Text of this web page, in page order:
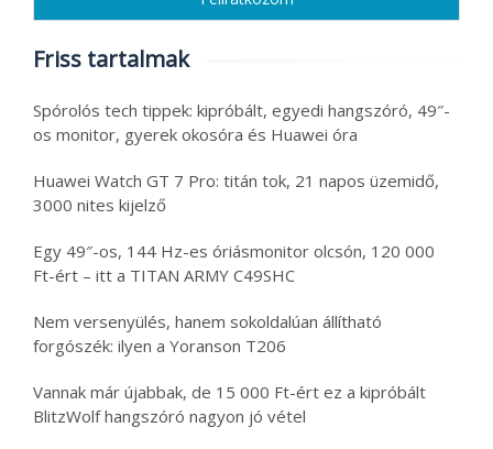
Friss tartalmak
Spórolós tech tippek: kipróbált, egyedi hangszóró, 49″-
os monitor, gyerek okosóra és Huawei óra
Huawei Watch GT 7 Pro: titán tok, 21 napos üzemidő,
3000 nites kijelző
Egy 49″-os, 144 Hz-es óriásmonitor olcsón, 120 000
Ft-ért – itt a TITAN ARMY C49SHC
Nem versenyülés, hanem sokoldalúan állítható
forgószék: ilyen a Yoranson T206
Vannak már újabbak, de 15 000 Ft-ért ez a kipróbált
BlitzWolf hangszóró nagyon jó vétel